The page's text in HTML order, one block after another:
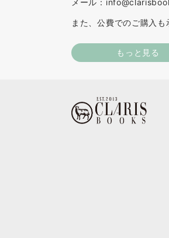
メール：
また、公費でのご購入も
もっと見る